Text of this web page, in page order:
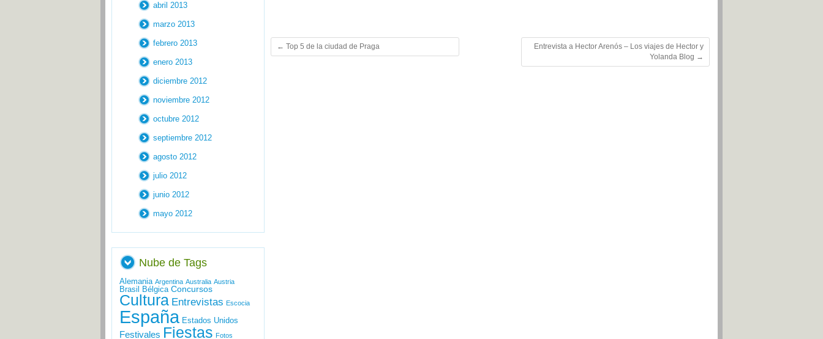
← Top 5 de la ciudad de Praga
Entrevista a Hector Arenós – Los viajes de Hector y
Yolanda Blog →
abril 2013
marzo 2013
febrero 2013
enero 2013
diciembre 2012
noviembre 2012
octubre 2012
septiembre 2012
agosto 2012
julio 2012
junio 2012
mayo 2012
Nube de Tags
Alemania Argentina Australia Austria
Brasil Bélgica Concursos
Cultura Entrevistas Escocia
España Estados Unidos
Festivales Fiestas Fotos